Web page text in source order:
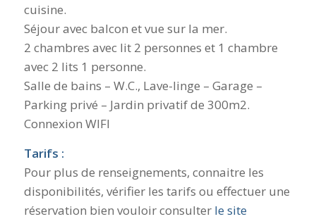
cuisine.
Séjour avec balcon et vue sur la mer.
2 chambres avec lit 2 personnes et 1 chambre
avec 2 lits 1 personne.
Salle de bains – W.C., Lave-linge – Garage –
Parking privé – Jardin privatif de 300m2.
Connexion WIFI
Tarifs :
Pour plus de renseignements, connaitre les
disponibilités, vérifier les tarifs ou effectuer une
réservation bien vouloir consulter le site